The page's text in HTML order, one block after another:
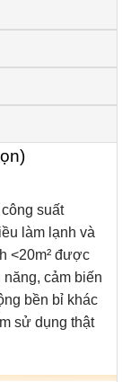
suất
làm lạnh và
<20m² được
cảm biến
bền bỉ khác
sử dụng thật